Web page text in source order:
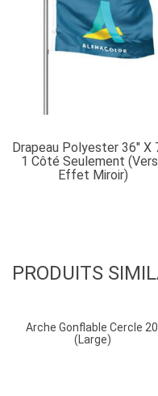
Drapeau Polyester 36″ X
1 Côté Seulement
Effet Miroir)
PRODUITS
Arche Gonflable Cercle
(large)